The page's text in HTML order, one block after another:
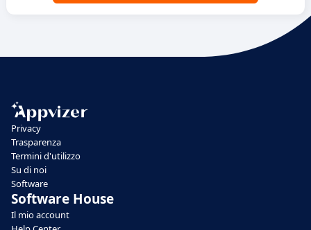
Privacy
Trasparenza
Termini d'utilizzo
Su di noi
Software
Software House
Il mio account